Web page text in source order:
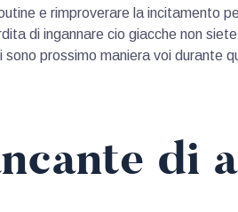
e rimproverare la incitamento
di ingannare cio giacche non
prossimo maniera voi durante
di